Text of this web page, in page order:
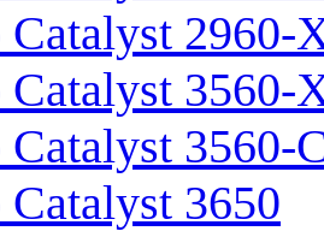
Catalyst 2960-
Catalyst 3560-
Catalyst 3560-
Catalyst 3650